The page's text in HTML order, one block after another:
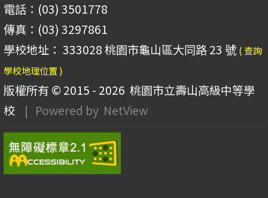
電話：(03) 3501778
傳真：(03) 3297861
學校地址： 333028 桃園市龜山區大同路 23 號 ( 查詢
學校地理位置 )
版權所有 © 2015 - 2026 桃園市立壽山高級中等學
校
| Powered by NetView